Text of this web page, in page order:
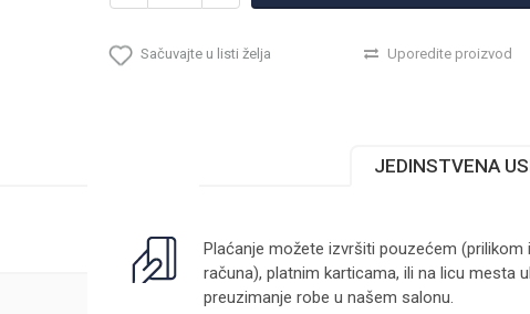
Sačuvajte u listi želja Uporedite proizvod
JEDINSTVENA
Plaćanje možete izvršiti pouzećem (prilikom
računa), platnim karticama, ili na licu mesta
preuzimanje robe u našem salonu.